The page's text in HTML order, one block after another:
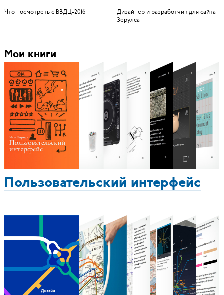
Что посмотреть с ВВДЦ-2016
Дизайнер и разработчик для сайта
Зерулса
Мои книги
Пользовательский интерфейс